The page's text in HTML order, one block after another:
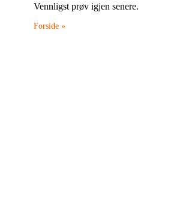
Vennligst prøv igjen senere.
Forside »